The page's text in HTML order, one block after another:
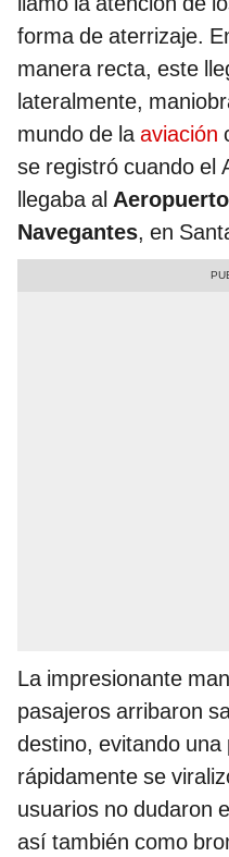
forma de aterrizaje.
manera recta, este
lateralmente,
mundo de laaviación
se registró cuando el
llegaba al
Navegantes, en
La impresionante
pasajeros arribaron
destino, evitando
rápidamente se
usuarios no dudaron
así también como